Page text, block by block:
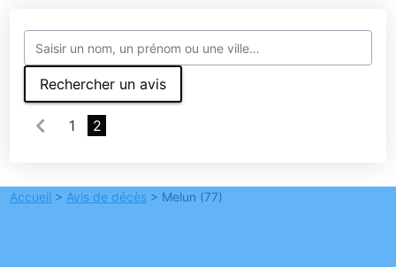
Rechercher un avis
1 2
Accueil > Avis de décès > Melun (77)